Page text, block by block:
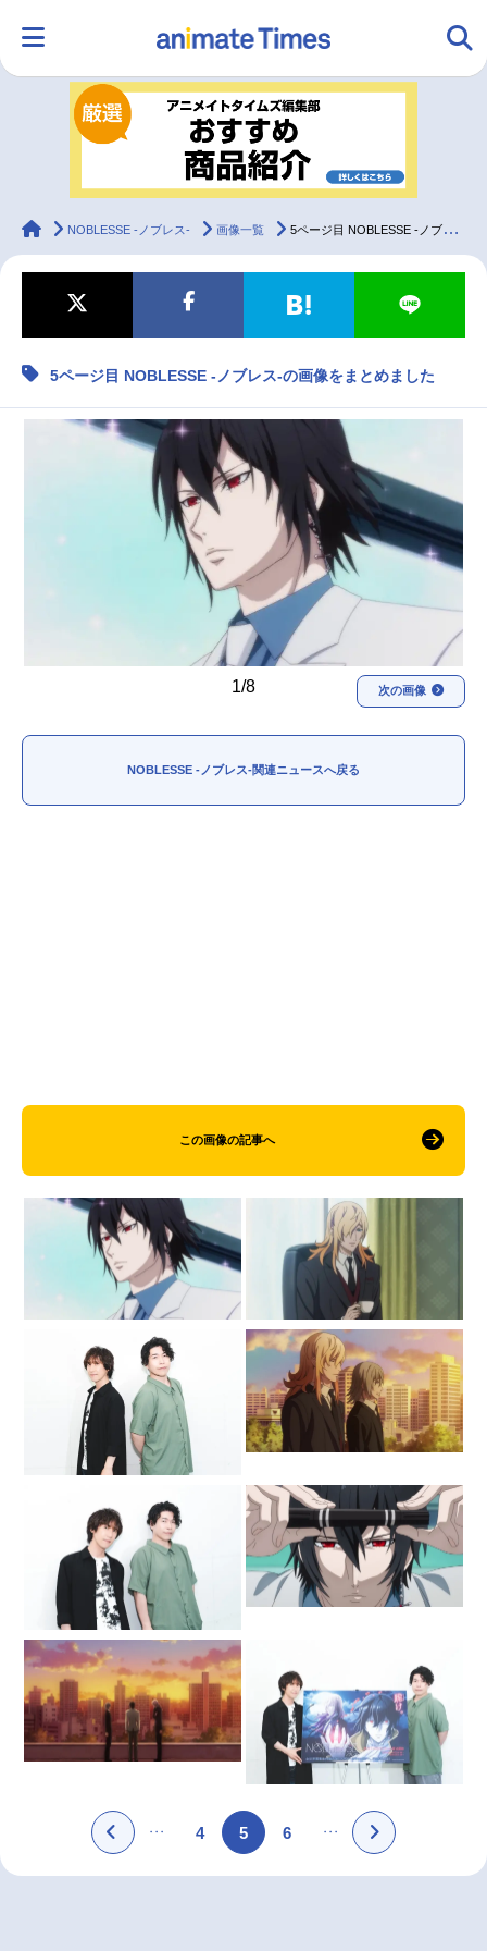
ランキング アニメ
ラジオ みんなの声
マンガ・ラノベ ゲーム・アプリ 音楽 コスプレ
トレンド 無料マンガ
最新記事一覧
声優記事一覧
実写化映画一覧
夏アニメ
秋アニメ 冬アニメ
FOLLOW US
animateTimes
NOBLESSE -ノブレス- 画像一覧 5ページ目 NOBLESSE -ノブレス-の画像をまとめました
5ページ目 NOBLESSE -ノブレス-の画像をまとめました
1/8 次の画像
NOBLESSE -ノブレス-関連ニュースへ戻る
この画像の記事へ
4 5 6